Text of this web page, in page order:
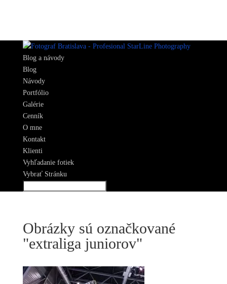
Blog a návody
Blog
Návody
Portfólio
Galérie
Cenník
O mne
Kontakt
Klienti
Vyhľadanie fotiek
Vybrať Stránku
Obrázky sú označkované
"extraliga juniorov"